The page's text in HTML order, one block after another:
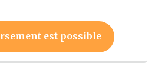
est possible